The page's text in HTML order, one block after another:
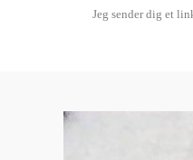
Jeg sender dig et